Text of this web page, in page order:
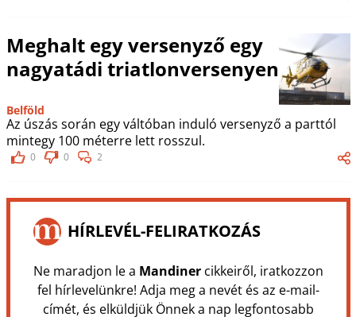
Meghalt egy versenyző egy
nagyatádi triatlonversenyen
Belföld
Az úszás során egy váltóban induló versenyző a parttól
mintegy 100 méterre lett rosszul.
0 0 2
HÍRLEVÉL-FELIRATKOZÁS
Ne maradjon le a Mandinercikkeiről, iratkozzon
fel hírlevelünkre! Adja meg a nevét és az e-mail-
címét, és elküldjük Önnek a nap legfontosabb